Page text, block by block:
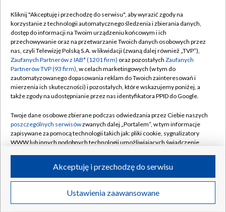
TVP
Abonament TVP
Emisja w TVP
Centrum informacji TVP
Naziemna Telewizja Cyfrowa
Rada Programowa
System NOS
Informacje o nadawcy
Program dla prasy
Ogłoszenie przetargowe
Regulamin TVP
Polityka prywatności
Moje zgody
Pomoc
Kontakt
Kanały
©2026 Telewizja Polska S.A. w likwidacji
Kliknij "Akceptuję i przechodzę do serwisu", aby wyrazić zgody na
korzystanie z technologii automatycznego śledzenia i zbierania danych,
dostęp do informacji na Twoim urządzeniu końcowym i ich
przechowywanie oraz na przetwarzanie Twoich danych osobowych przez
nas, czyli Telewizję Polską S.A. w likwidacji (zwaną dalej również „TVP”),
Zaufanych Partnerów z IAB* (1201 firm) oraz pozostałych Zaufanych
Partnerów TVP (93 firm), w celach marketingowych (w tym do
zautomatyzowanego dopasowania reklam do Twoich zainteresowań i
mierzenia ich skuteczności) i pozostałych, które wskazujemy poniżej, a
także zgody na udostępnianie przez nas identyfikatora PPID do Google.
Twoje dane osobowe zbierane podczas odwiedzania przez Ciebie naszych
poszczególnych serwisówzwanych dalej „Portalem”, w tym informacje
zapisywane za pomocą technologii takich jak: pliki cookie, sygnalizatory
WWW lub innych podobnych technologii umożliwiających świadczenie
ruchu w Internecie.
Twoje dane osobowe zbierane podczas odwiedzania przez Ciebie
poszczególnych serwisówna Portalu, takie jak adresy IP, identyfikatory
Ustawienia zaawansowane
Akceptuję i przechodzę do serwisu